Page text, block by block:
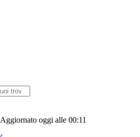
Aggiornato oggi alle 00:11